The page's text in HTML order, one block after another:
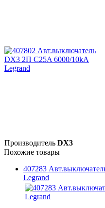
Производитель DX3
Похожие товары
407283
Legrand